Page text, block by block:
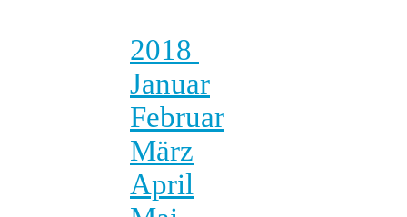
2018
Januar
Februar
März
April